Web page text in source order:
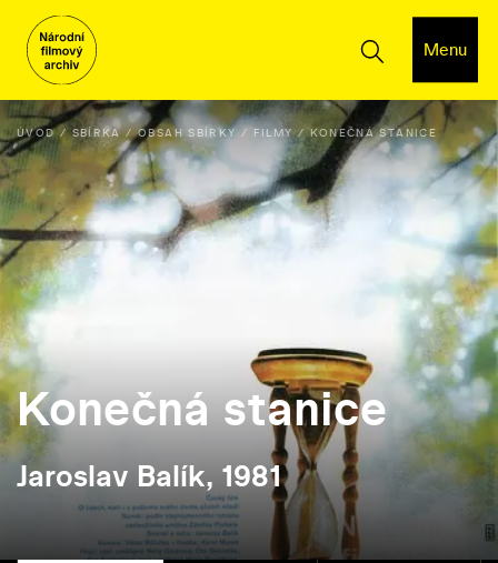
Menu
ÚVOD SBÍRKA OBSAH SBÍRKY FILMY KONEČNÁ STANICE
Konečná stanice
Jaroslav Balík, 1981